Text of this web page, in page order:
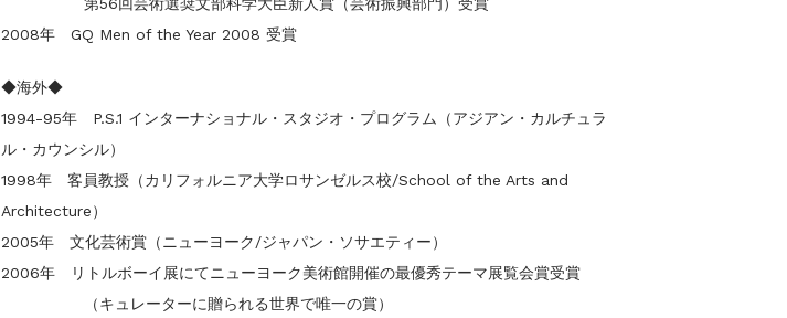
第56回芸術選奨文部科学大臣新人賞（芸術振興部門）受賞
2008年 GQ Men of the Year 2008 受賞
◆海外◆
1994-95年 P.S.1 インターナショナル・スタジオ・プログラム（アジアン・カルチュラ
ル・カウンシル）
1998年 客員教授（カリフォルニア大学ロサンゼルス校/School of the Arts and
Architecture）
2005年 文化芸術賞（ニューヨーク/ジャパン・ソサエティー）
2006年 リトルボーイ展にてニューヨーク美術館開催の最優秀テーマ展覧会賞受賞
（キュレーターに贈られる世界で唯一の賞）